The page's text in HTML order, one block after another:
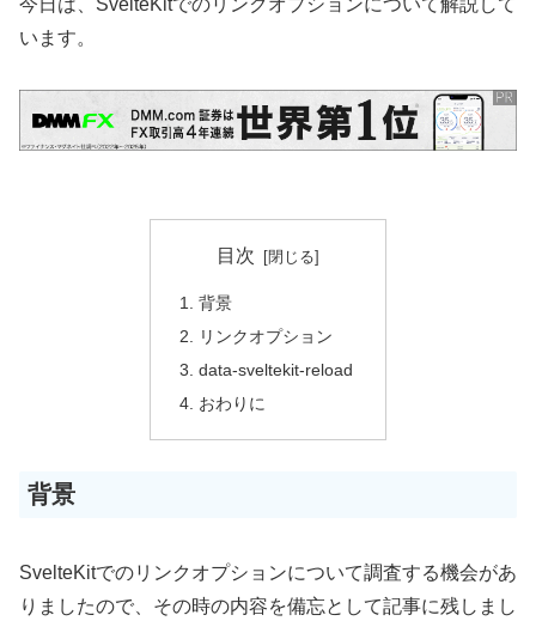
今日は、SvelteKitでのリンクオプションについて解説して
います。
目次
背景
リンクオプション
data-sveltekit-reload
おわりに
背景
SvelteKitでのリンクオプションについて調査する機会があ
りましたので、その時の内容を備忘として記事に残しまし